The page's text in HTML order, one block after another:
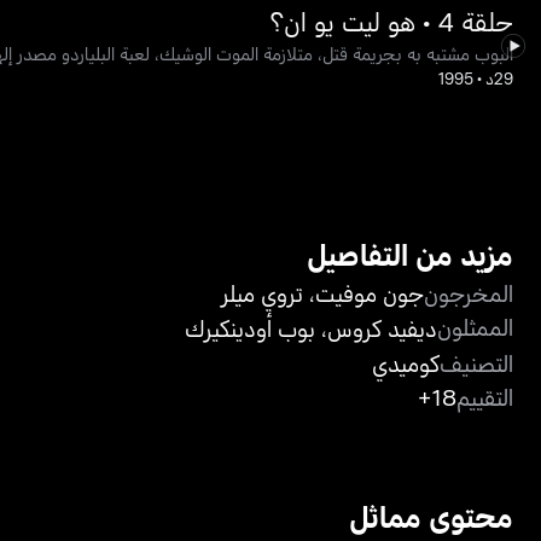
حلقة 4 • هو ليت يو ان؟
البوب مشتبه به بجريمة قتل، متلازمة الموت الوشيك، لعبة البلياردو مصدر
29د •
1995
مزيد من التفاصيل
المخرجونجون موفيت، تروي ميلر
الممثلونديفيد كروس، بوب أودينكيرك
التصنيفكوميدي
التقييم18+
محتوى مماثل